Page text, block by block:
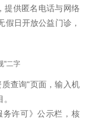
提供匿名电话与网络
假日开放公益门诊，
"二字
查询"页面，输入机
许可》公示栏，核